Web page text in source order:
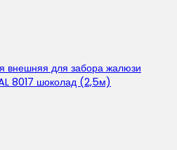
внешняя для забора жалюзи
8017 шоколад (2,5м)